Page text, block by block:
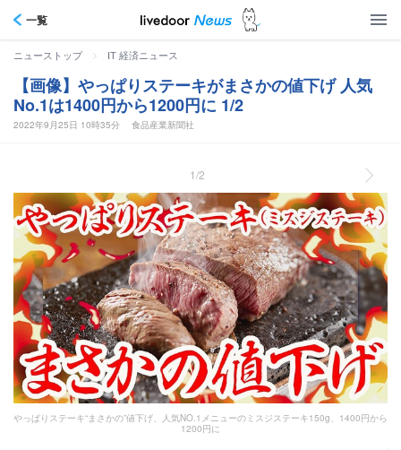
一覧
ニューストップ > IT 経済ニュース
【画像】やっぱりステーキがまさかの値下げ 人気
No.1は1400円から1200円に 1/2
2022年9月25日 10時35分 食品産業新聞社
1/2
やっぱりステーキ“まさかの”値下げ、人気NO.1メニューのミスジステーキ150g、1400円から
1200円に